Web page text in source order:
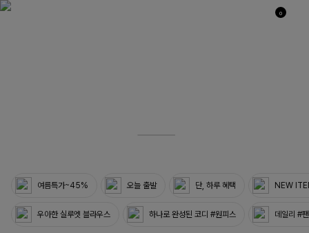
0
여름특가~45% 오늘 출발 단, 하루 혜택 NEW
우아한 실루엣 블라우스 하나로 완성된 코디 #원피스 데일리 #